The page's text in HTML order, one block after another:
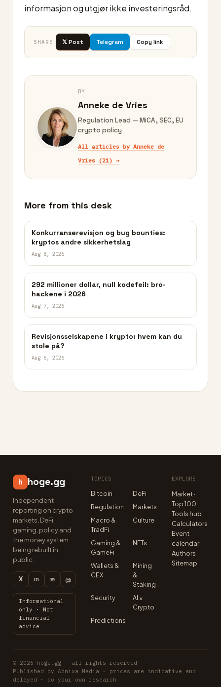
informasjon og utgjør ikke investeringsråd.
SHARE 𝕏 Post Telegram Copy link
BY
Anneke de Vries
Regulation Lead — MiCA, SEC, EU
crypto policy
All articles by Anneke de
Vries (21) →
More from this desk
Konkurranserevisjon og bug bounties:
kryptos andre sikkerhetslag
Aug 8, 2026
292 millioner dollar, null kodefeil: bro-
hackene i 2026
Aug 7, 2026
Revisjonsselskapene i krypto: hvem kan du
stole på?
Aug 6, 2026
h hoge.gg
Independent
reporting on crypto
markets, DeFi,
gaming, policy and
the money system
being rebuilt in
public.
X in ≋ @
Informational
only · Not
financial
advice
TOPICS
Bitcoin
DeFi
Regulation
Markets
Macro &
TradFi
Culture
Gaming &
GameFi
NFTs
Wallets &
CEX
Mining
&
Staking
Security
AI ×
Crypto
Predictions
EXPLORE
Market ·
Top 100
Tools hub
Calculators
Event
calendar
Authors
Sitemap
© 2026 hoge.gg — all rights reserved
Published by Adnixa Media · prices are indicative and
delayed · do your own research